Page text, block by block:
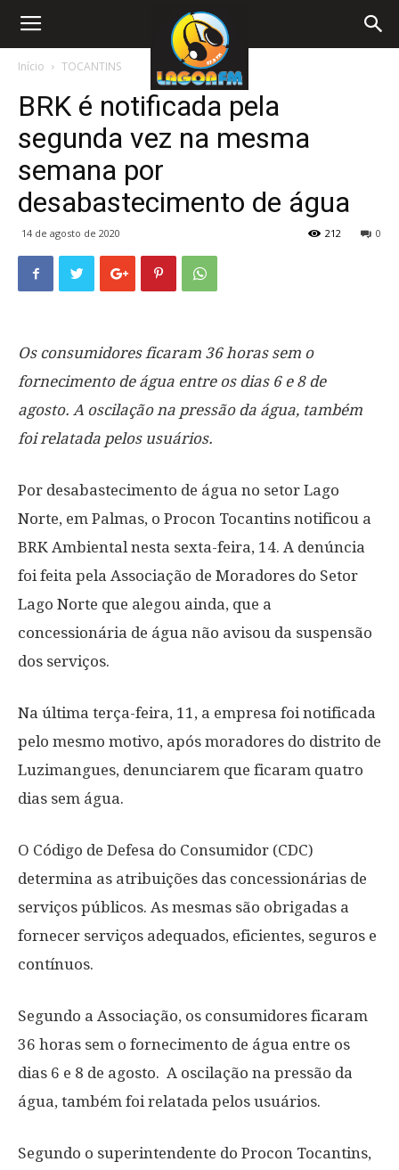
Início TOCANTINS
BRK é notificada pela
segunda vez na mesma
semana por
desabastecimento de água
14 de agosto de 2020 0
212
Os consumidores ficaram 36 horas sem o
fornecimento de água entre os dias 6 e 8 de
agosto. A oscilação na pressão da água, também
foi relatada pelos usuários.
Por desabastecimento de água no setor Lago
Norte, em Palmas, o Procon Tocantins notificou a
BRK Ambiental nesta sexta-feira, 14. A denúncia
foi feita pela Associação de Moradores do Setor
Lago Norte que alegou ainda, que a
concessionária de água não avisou da suspensão
dos serviços.
Na última terça-feira, 11, a empresa foi notificada
pelo mesmo motivo, após moradores do distrito de
Luzimangues, denunciarem que ficaram quatro
dias sem água.
O Código de Defesa do Consumidor (CDC)
determina as atribuições das concessionárias de
serviços públicos. As mesmas são obrigadas a
fornecer serviços adequados, eficientes, seguros e
contínuos.
Segundo a Associação, os consumidores ficaram
36 horas sem o fornecimento de água entre os
dias 6 e 8 de agosto. A oscilação na pressão da
água, também foi relatada pelos usuários.
Segundo o superintendente do Procon Tocantins,